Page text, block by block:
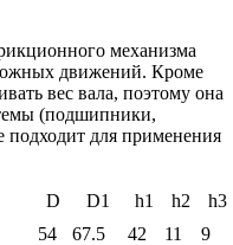
механизма
движений. Кроме
вес вала, поэтому она
(подшипники,
подходит для применения
D D1 h1 h2
h3
54 67.5 42 11
9